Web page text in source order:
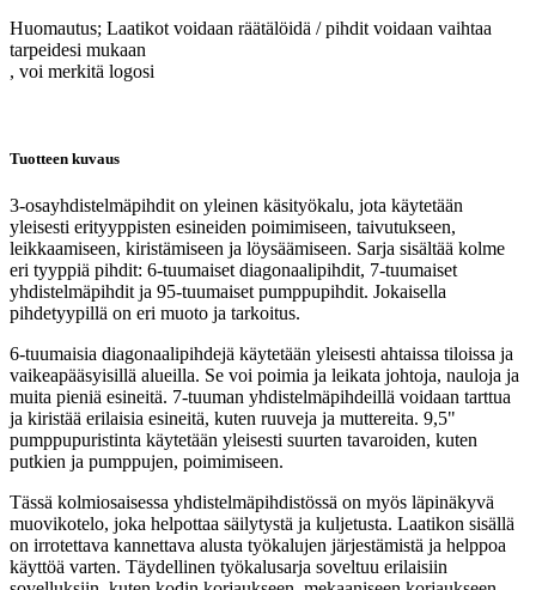
Huomautus; Laatikot voidaan räätälöidä / pihdit voidaan vaihtaa
tarpeidesi mukaan
, voi merkitä logosi
Tuotteen kuvaus
3-osayhdistelmäpihdit on yleinen käsityökalu, jota käytetään
yleisesti erityyppisten esineiden poimimiseen, taivutukseen,
leikkaamiseen, kiristämiseen ja löysäämiseen. Sarja sisältää kolme
eri tyyppiä pihdit: 6-tuumaiset diagonaalipihdit, 7-tuumaiset
yhdistelmäpihdit ja 95-tuumaiset pumppupihdit. Jokaisella
pihdetyypillä on eri muoto ja tarkoitus.
6-tuumaisia ​​diagonaalipihdejä käytetään yleisesti ahtaissa tiloissa ja
vaikeapääsyisillä alueilla. Se voi poimia ja leikata johtoja, nauloja ja
muita pieniä esineitä. 7-tuuman yhdistelmäpihdeillä voidaan tarttua
ja kiristää erilaisia ​​esineitä, kuten ruuveja ja muttereita. 9,5"
pumppupuristinta käytetään yleisesti suurten tavaroiden, kuten
putkien ja pumppujen, poimimiseen.
Tässä kolmiosaisessa yhdistelmäpihdistössä on myös läpinäkyvä
muovikotelo, joka helpottaa säilytystä ja kuljetusta. Laatikon sisällä
on irrotettava kannettava alusta työkalujen järjestämistä ja helppoa
käyttöä varten. Täydellinen työkalusarja soveltuu erilaisiin